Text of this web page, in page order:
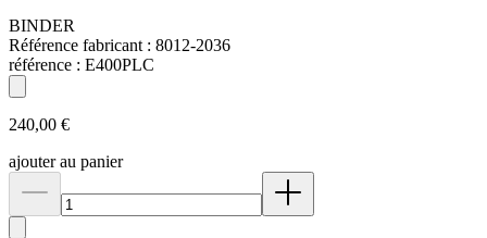
BINDER
Référence fabricant : 8012-2036
référence : E400PLC
240,00 €
ajouter au panier